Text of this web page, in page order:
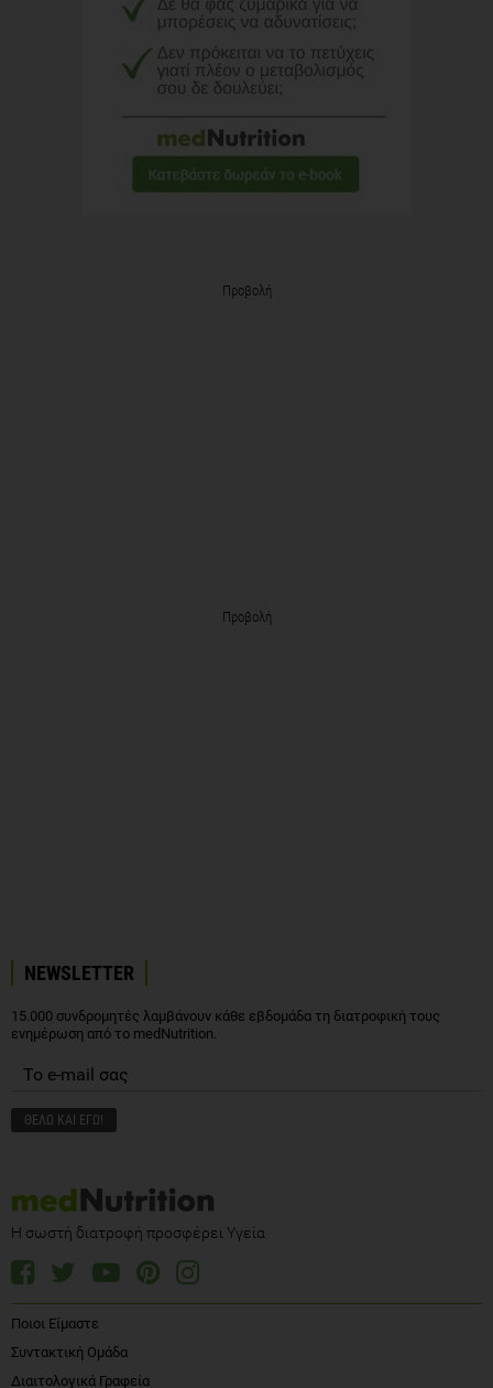
Προβολή
Προβολή
NEWSLETTER
15.000 συνδρομητές λαμβάνουν κάθε εβδομάδα τη διατροφική τους
ενημέρωση από το medNutrition.
Η σωστή διατροφή προσφέρει Υγεία
Ποιοι Είμαστε
Συντακτική Ομάδα
Διαιτολογικά Γραφεία